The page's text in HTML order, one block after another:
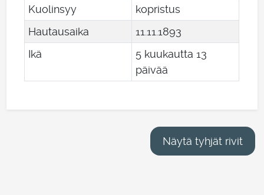
Kuolinsyy
kopristus
Hautausaika
11 11 1893
Ikä
5 kuukautta 13
päivää
Näytä tyhjät rivit